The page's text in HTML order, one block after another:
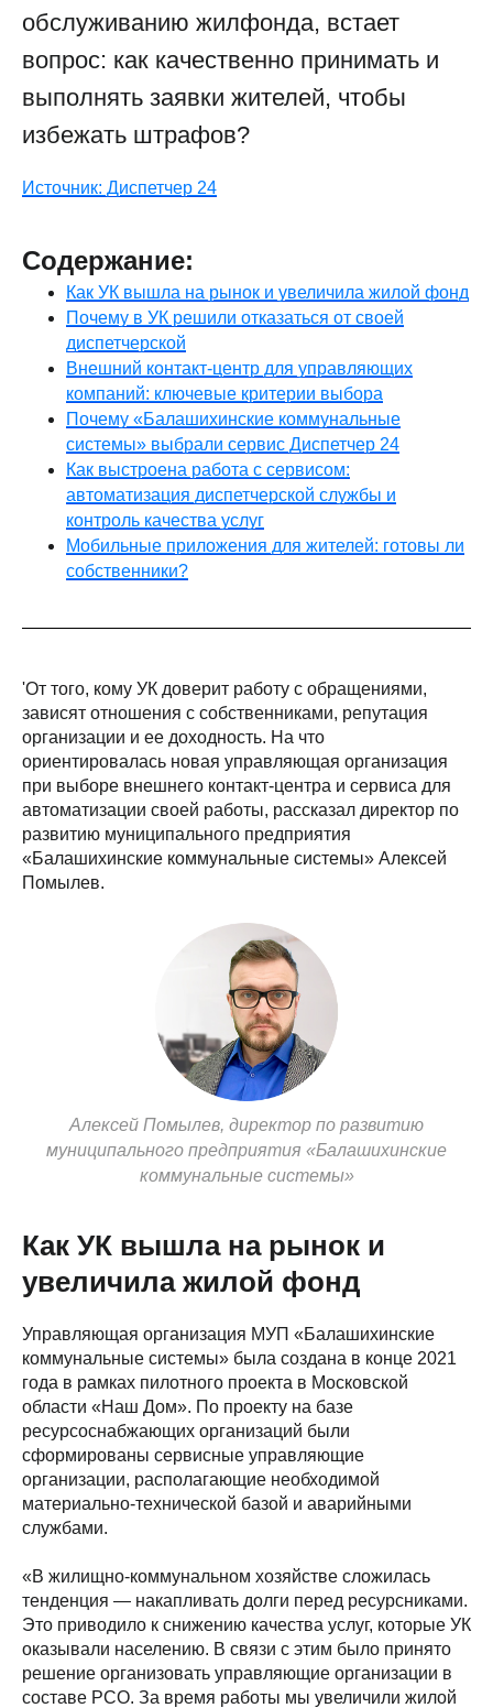
обслуживанию жилфонда, встает
вопрос: как качественно принимать и
выполнять заявки жителей, чтобы
избежать штрафов?
Источник: Диспетчер 24
Содержание:
Как УК вышла на рынок и увеличила жилой фонд
Почему в УК решили отказаться от своей
диспетчерской
Внешний контакт-центр для управляющих
компаний: ключевые критерии выбора
Почему «Балашихинские коммунальные
системы» выбрали сервис Диспетчер 24
Как выстроена работа с сервисом:
автоматизация диспетчерской службы и
контроль качества услуг
Мобильные приложения для жителей: готовы ли
собственники?
'От того, кому УК доверит работу с обращениями,
зависят отношения с собственниками, репутация
организации и ее доходность. На что
ориентировалась новая управляющая организация
при выборе внешнего контакт-центра и сервиса для
автоматизации своей работы, рассказал директор по
развитию муниципального предприятия
«Балашихинские коммунальные системы» Алексей
Помылев.
Алексей Помылев, директор по развитию
муниципального предприятия «Балашихинские
коммунальные системы»
Как УК вышла на рынок и
увеличила жилой фонд
Управляющая организация МУП «Балашихинские
коммунальные системы» была создана в конце 2021
года в рамках пилотного проекта в Московской
области «Наш Дом». По проекту на базе
ресурсоснабжающих организаций были
сформированы сервисные управляющие
организации, располагающие необходимой
материально-технической базой и аварийными
службами.
«В жилищно-коммунальном хозяйстве сложилась
тенденция — накапливать долги перед ресурсниками.
Это приводило к снижению качества услуг, которые УК
оказывали населению. В связи с этим было принято
решение организовать управляющие организации в
составе РСО. За время работы мы увеличили жилой